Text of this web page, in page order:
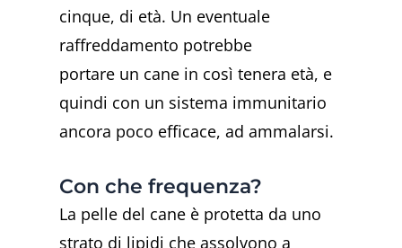
cinque, di età. Un eventuale
raffreddamento potrebbe
portare un cane in così tenera età, e
quindi con un sistema immunitario
ancora poco efficace, ad ammalarsi.
Con che frequenza?
La pelle del cane è protetta da uno
strato di lipidi che assolvono a